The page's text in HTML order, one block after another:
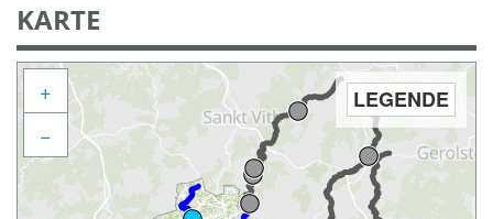
KARTE
LEGENDE
+
−